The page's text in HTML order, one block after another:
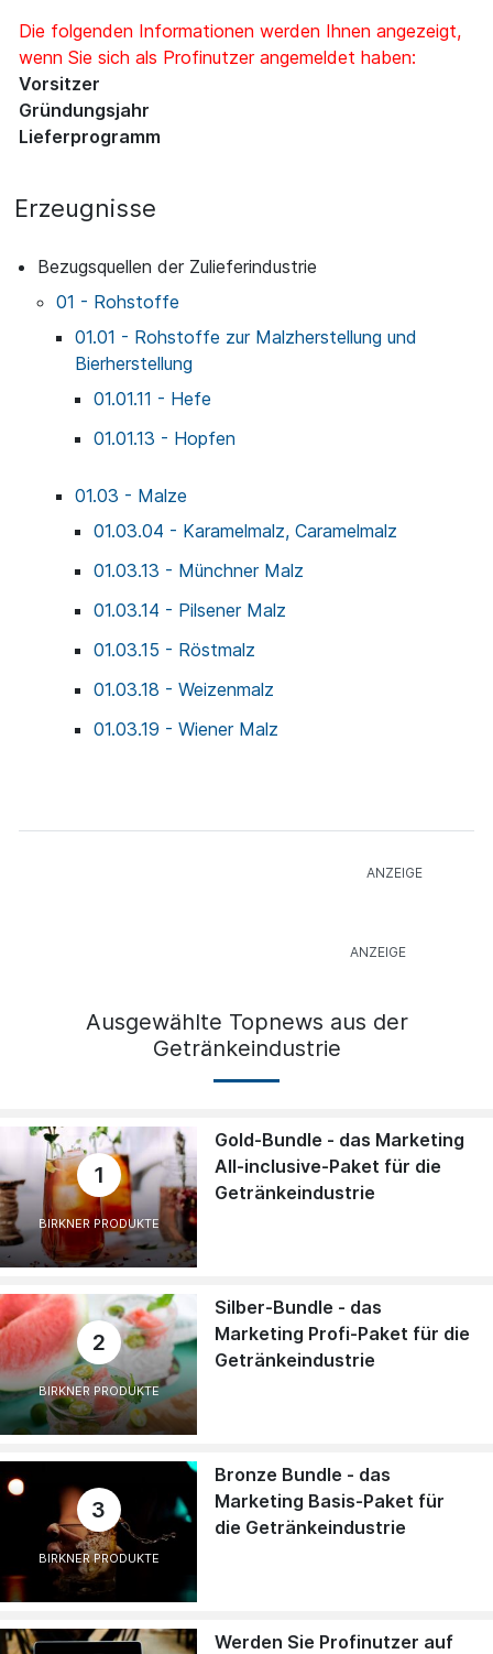
Die folgenden Informationen werden Ihnen angezeigt,
wenn Sie sich als Profinutzer angemeldet haben:
Vorsitzer
Gründungsjahr
Lieferprogramm
Erzeugnisse
Bezugsquellen der Zulieferindustrie
01 - Rohstoffe
01.01 - Rohstoffe zur Malzherstellung und
Bierherstellung
01.01.11 - Hefe
01.01.13 - Hopfen
01.03 - Malze
01.03.04 - Karamelmalz, Caramelmalz
01.03.13 - Münchner Malz
01.03.14 - Pilsener Malz
01.03.15 - Röstmalz
01.03.18 - Weizenmalz
01.03.19 - Wiener Malz
Ausgewählte Topnews aus der
Getränkeindustrie
1
BIRKNER PRODUKTE
Gold-Bundle - das Marketing
All-inclusive-Paket für die
Getränkeindustrie
2
BIRKNER PRODUKTE
Silber-Bundle - das
Marketing Profi-Paket für die
Getränkeindustrie
3
BIRKNER PRODUKTE
Bronze Bundle - das
Marketing Basis-Paket für
die Getränkeindustrie
Werden Sie Profinutzer auf